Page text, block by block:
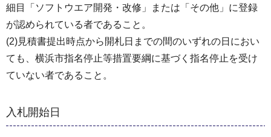
細目「ソフトウエア開発・改修」または「その他」に登録
が認められている者であること。
(2)見積書提出時点から開札日までの間のいずれの日におい
ても、横浜市指名停止等措置要綱に基づく指名停止を受け
ていない者であること。
入札開始日